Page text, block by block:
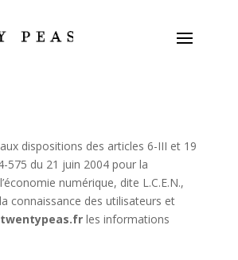
dispositions des articles 6-III et 19
575 du 21 juin 2004 pour la
numérique, dite L.C.E.N.,
connaissance des utilisateurs et
twentypeas.frles informations